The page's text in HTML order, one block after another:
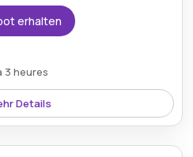
erhalten
3 heures
Details
Direct-Gutscheinen einen
von 80 % auf ein